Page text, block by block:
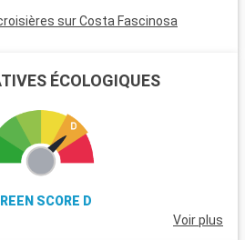
sur Costa Fascinosa
ÉCOLOGIQUES
SCORE D
Voir plus